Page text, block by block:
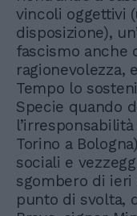
vincoli oggettivi
disposizione),
fascismo anche
ragionevolezza,
Tempo lo
Specie quando
Torino a
sociali e
sgombero di ieri
punto di svolta,